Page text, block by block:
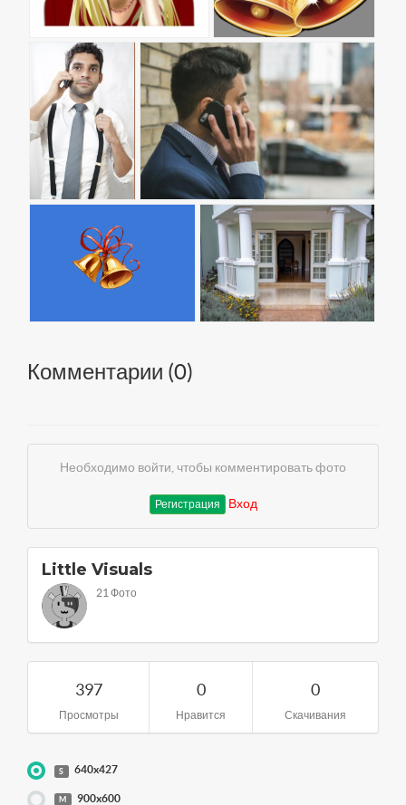
Комментарии (0)
Необходимо войти, чтобы комментировать фото
Регистрация Вход
Little Visuals
21 Фото
397
Просмотры
0
Нравится
0
Скачивания
S 640x427
M 900x600